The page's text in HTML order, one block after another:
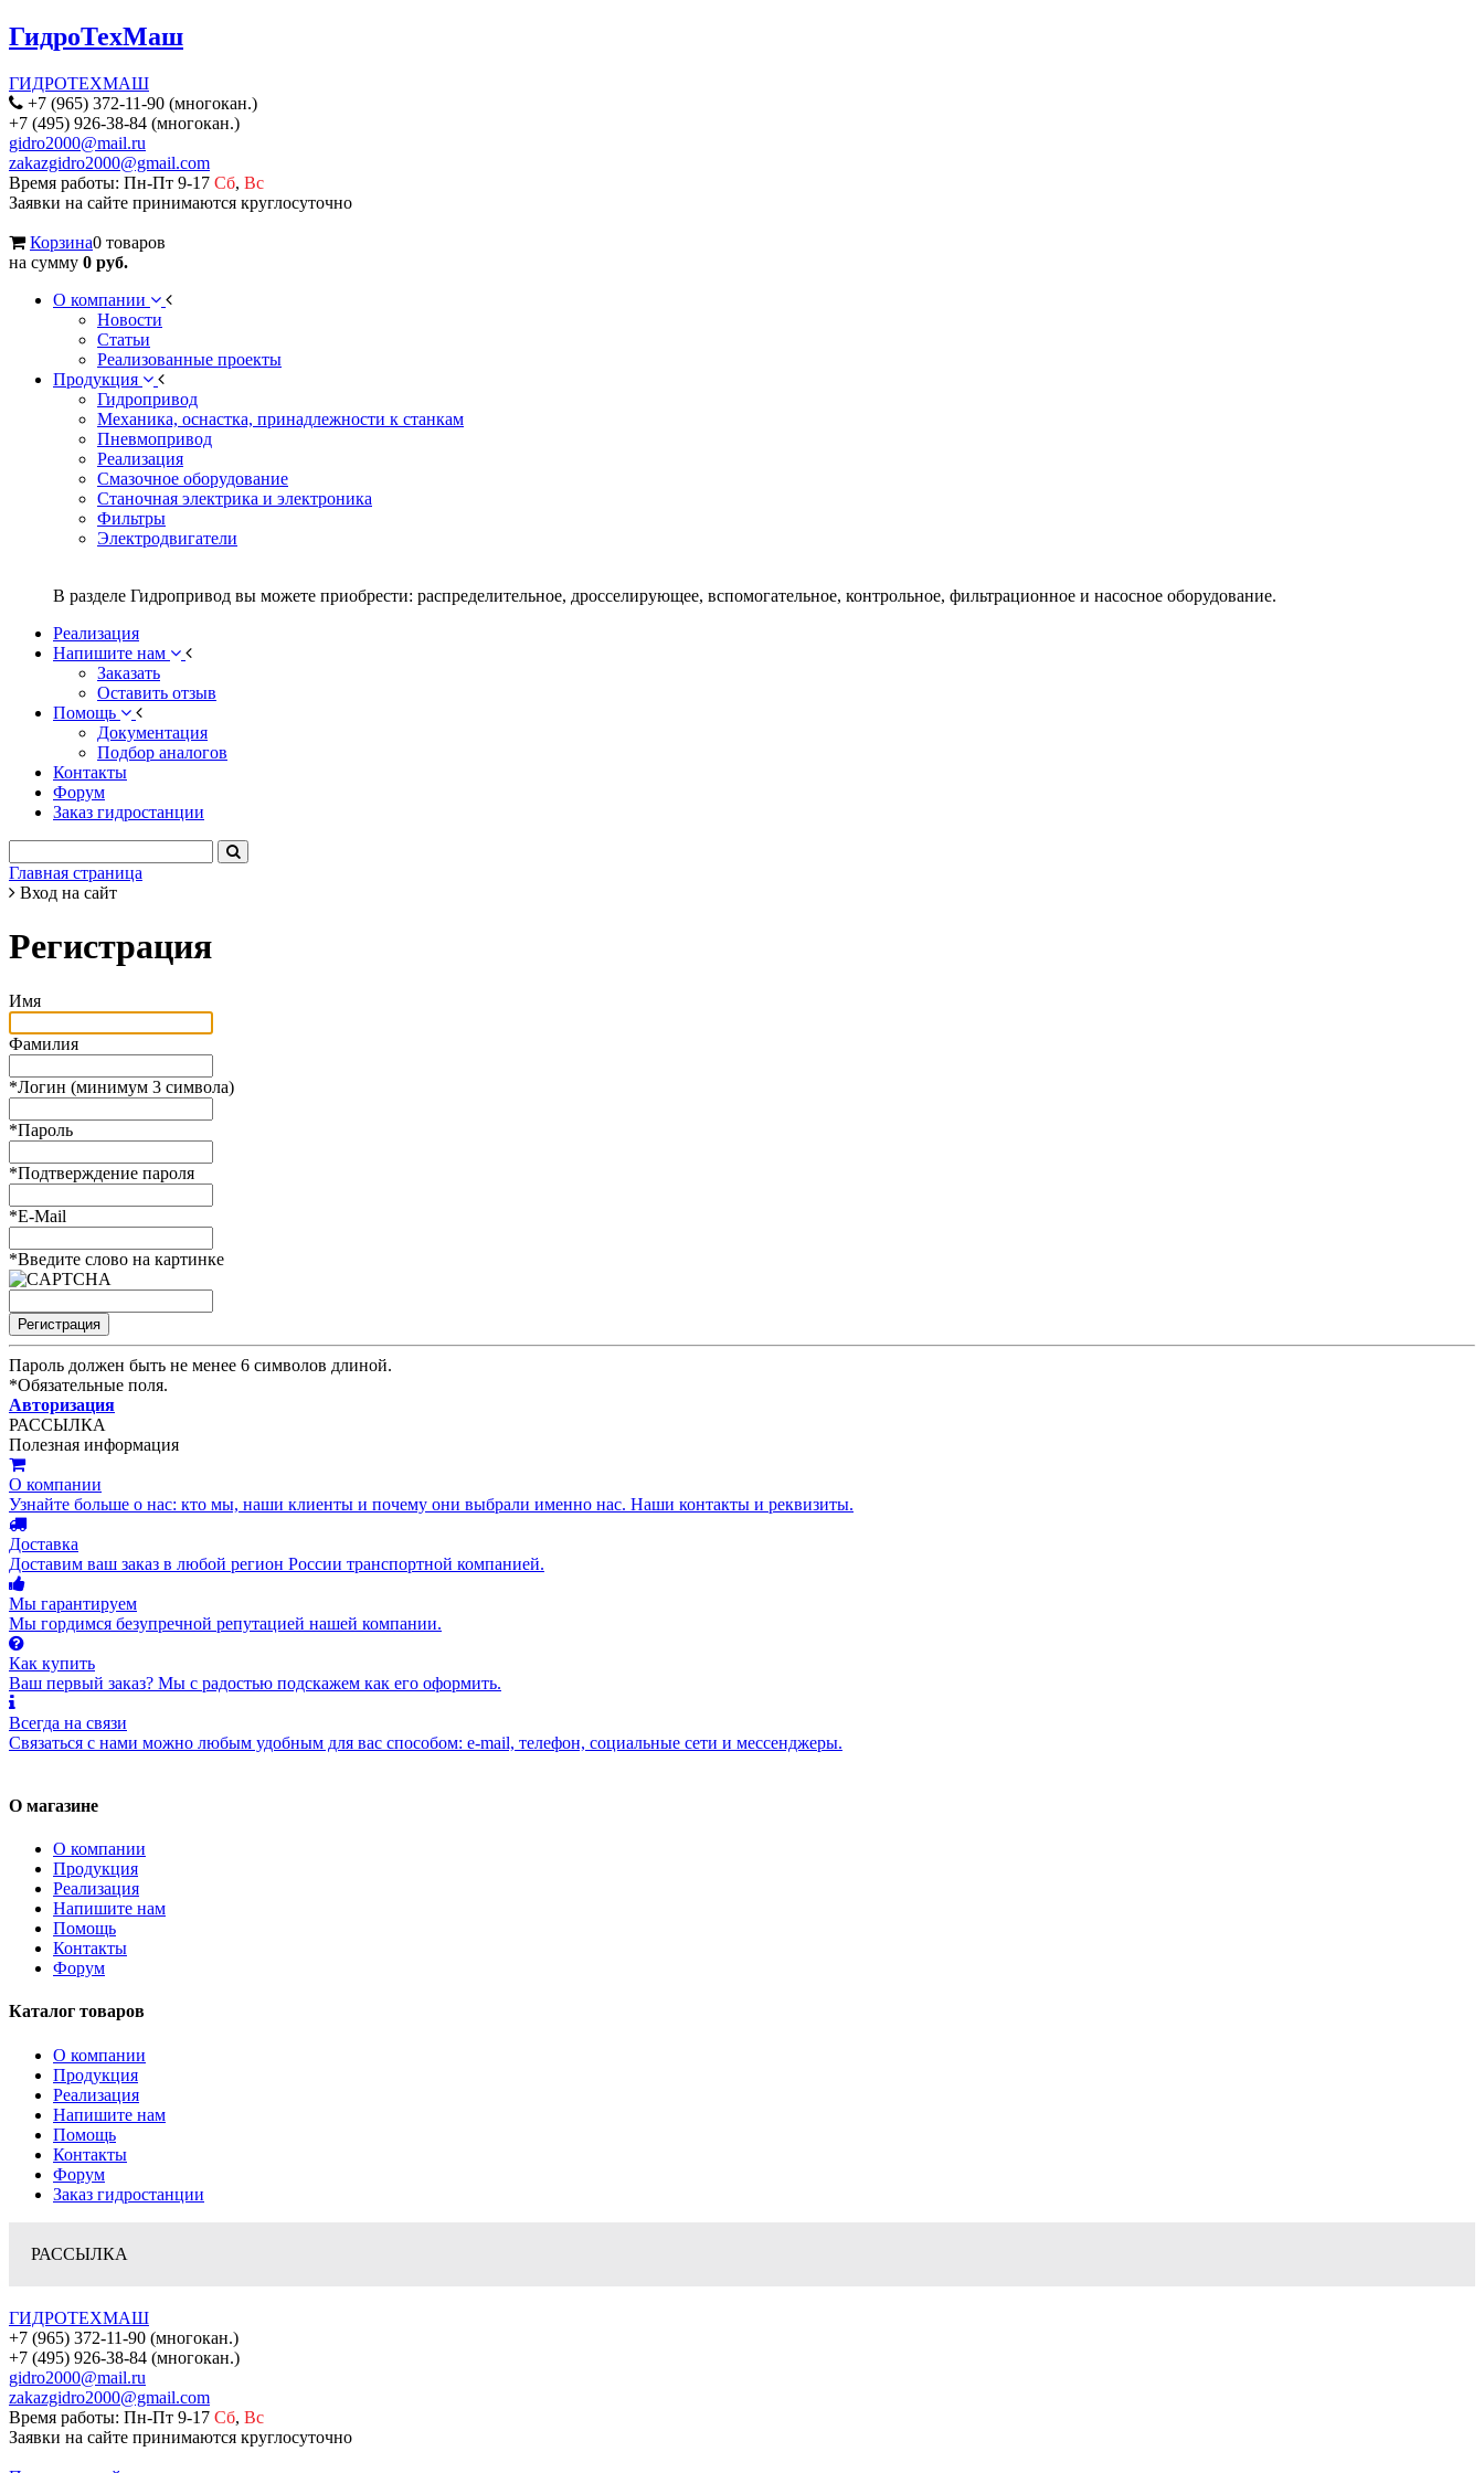
ГидроТехМаш
ГИДРОТЕХМАШ
+7 (965) 372-11-90 (многокан.)
+7 (495) 926-38-84 (многокан.)
gidro2000@mail.ru
zakazgidro2000@gmail.com
Время работы: Пн-Пт 9-17 Сб, Вс
Заявки на сайте принимаются круглосуточно
Корзина0 товаров
на сумму 0 руб.
О компании
Новости
Статьи
Реализованные проекты
Продукция
Гидропривод
Механика, оснастка, принадлежности к станкам
Пневмопривод
Реализация
Смазочное оборудование
Станочная электрика и электроника
Фильтры
Электродвигатели
В разделе Гидропривод вы можете приобрести: распределительное, дросселирующее, вспомогательное, контрольное, фильтрационное и насосное оборудование.
Реализация
Напишите нам
Заказать
Оставить отзыв
Помощь
Документация
Подбор аналогов
Контакты
Форум
Заказ гидростанции
Главная страница
Вход на сайт
Регистрация
Имя
Фамилия
*Логин (минимум 3 символа)
*Пароль
*Подтверждение пароля
*E-Mail
*Введите слово на картинке
Пароль должен быть не менее 6 символов длиной.
*Обязательные поля.
Авторизация
РАССЫЛКА
Полезная информация
О компании
Узнайте больше о нас: кто мы, наши клиенты и почему они выбрали именно нас. Наши контакты и реквизиты.
Доставка
Доставим ваш заказ в любой регион России транспортной компанией.
Мы гарантируем
Мы гордимся безупречной репутацией нашей компании.
Как купить
Ваш первый заказ? Мы с радостью подскажем как его оформить.
Всегда на связи
Связаться с нами можно любым удобным для вас способом: e-mail, телефон, социальные сети и мессенджеры.
О магазине
О компании
Продукция
Реализация
Напишите нам
Помощь
Контакты
Форум
Каталог товаров
О компании
Продукция
Реализация
Напишите нам
Помощь
Контакты
Форум
Заказ гидростанции
РАССЫЛКА
ГИДРОТЕХМАШ
+7 (965) 372-11-90 (многокан.)
+7 (495) 926-38-84 (многокан.)
gidro2000@mail.ru
zakazgidro2000@gmail.com
Время работы: Пн-Пт 9-17 Сб, Вс
Заявки на сайте принимаются круглосуточно